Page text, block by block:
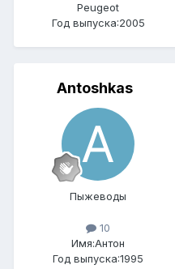
Peugeot
Год выпуска:2005
Antoshkas
Пыжеводы
10
Имя:Антон
Год выпуска:1995